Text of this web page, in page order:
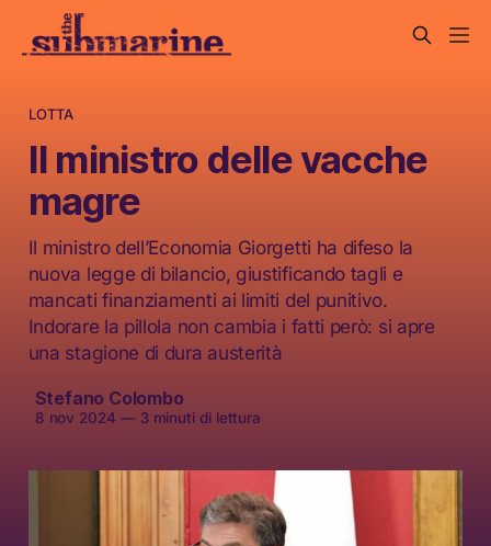
LOTTA
Il ministro delle vacche
magre
Il ministro dell’Economia Giorgetti ha difeso la
nuova legge di bilancio, giustificando tagli e
mancati finanziamenti ai limiti del punitivo.
Indorare la pillola non cambia i fatti però: si apre
una stagione di dura austerità
Stefano Colombo
8 nov 2024 —3 minuti di lettura